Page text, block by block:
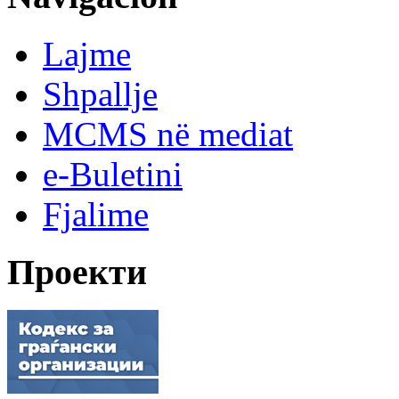
Lajme
Shpallje
MCMS në mediat
e-Buletini
Fjalime
Проекти